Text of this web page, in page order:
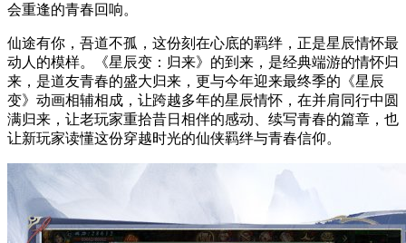
会重逢的青春回响。
仙途有你，吾道不孤，这份刻在心底的羁绊，正是星辰情怀最
动人的模样。《星辰变：归来》的到来，是经典端游的情怀归
来，是道友青春的盛大归来，更与今年迎来最终季的《星辰
变》动画相辅相成，让跨越多年的星辰情怀，在并肩同行中圆
满归来，让老玩家重拾昔日相伴的感动、续写青春的篇章，也
让新玩家读懂这份穿越时光的仙侠羁绊与青春信仰。